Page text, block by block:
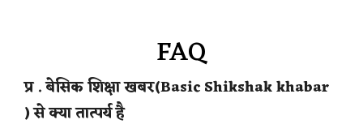
FAQ
प्र . बेसिक शिक्षा खबर(Basic Shikshak khabar
) से क्या तात्पर्य है